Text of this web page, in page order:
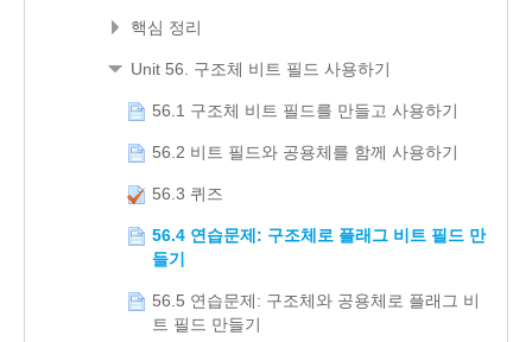
핵심 정리
Unit 56. 구조체 비트 필드 사용하기
56.1 구조체 비트 필드를 만들고 사용하기
56.2 비트 필드와 공용체를 함께 사용하기
56.3 퀴즈
56.4 연습문제: 구조체로 플래그 비트 필드 만
들기
56.5 연습문제: 구조체와 공용체로 플래그 비
트 필드 만들기